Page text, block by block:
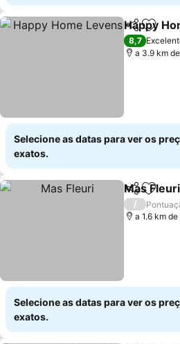
Partilhar
Happy
8,7
a 3.9 km
Selecione as datas para ver os
exatos.
Partilhar
Mas Fleuri
/
a 1.6 km
Selecione as datas para ver os
exatos.